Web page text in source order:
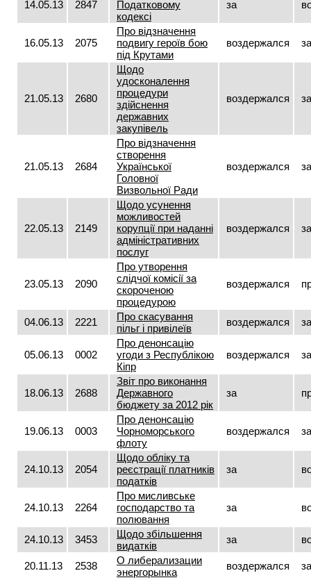
14.05.13 2847
Податковому
кодексі
за
16.05.13 2075
Про відзначення
подвигу героїв бою
під Крутами
воздержался за
21.05.13 2680
Щодо
удосконалення
процедури
здійснення
державних
закупівель
воздержался за
21.05.13 2684
Про відзначення
створення
Української
Головної
Визвольної Ради
воздержался за
22.05.13 2149
Щодо усунення
можливостей
корупції при наданні
адміністративних
послуг
воздержался за
23.05.13 2090
Про утворення
слідчої комісії за
скороченою
процедурою
воздержался
04.06.13 2221
Про скасування
пільг і привілеїв
воздержался за
05.06.13 0002
Про денонсацію
угоди з Республікою
Кіпр
воздержался за
18.06.13 2688
Звіт про виконання
Державного
бюджету за 2012 рік
за
19.06.13 0003
Про денонсацію
Чорноморського
флоту
воздержался за
24.10.13 2054
Щодо обліку та
реєстрації платників
податків
за
24.10.13 2264
Про мисливське
господарство та
полювання
за
24.10.13 3453
Щодо збільшення
видатків
за
20.11.13 2538
О либерализации
энергорынка
воздержался за